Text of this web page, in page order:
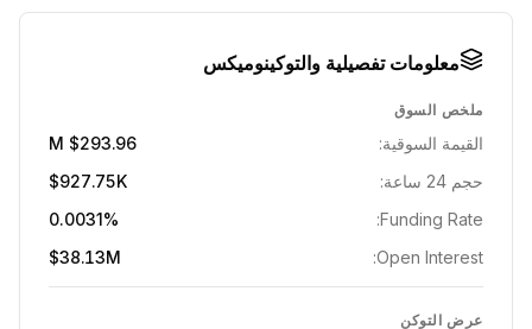
معلومات تفصيلية والتوكينوميكس
ملخص السوق
القيمة السوقية:
$293.96 M
حجم 24 ساعة:
$927.75K
Funding Rate:
0.0031%
Open Interest:
$38.13M
عرض التوكن